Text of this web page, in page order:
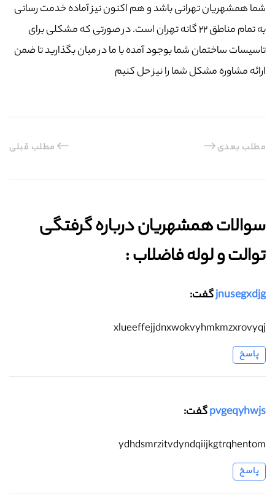
شما همشهریان تهرانی باشد و هم اکنون نیز آماده خدمت رسانی
به تمام مناطق ۲۲ گانه تهران است. در صورتی که مشکلی برای
تاسیسات ساختمان شما بوجود آمده با ما در میان بگذارید تا ضمن
ارائه مشاوره مشکل شما را نیز حل کنیم
مطلب قبلی مطلب بعدی
سوالات همشهریان درباره گرفتگی
توالت و لوله فاضلاب :‌
jnusegxdjgگفت:
xlueeffejjdnxwokvyhmkmzxrovyqj
پاسخ
pvgeqyhwjsگفت:
ydhdsmrzitvdyndqiijkgtrqhentom
پاسخ